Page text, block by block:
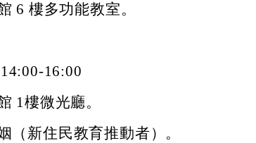
6 樓多功能教室。
16:00
1樓微光廳。
（新住民教育推動者）。